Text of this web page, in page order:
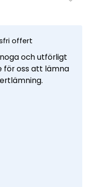
offert
och utförligt
för oss att lämna